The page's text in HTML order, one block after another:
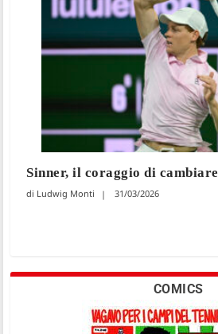
Sinner, il coraggio di cambiare
Ludwig Monti 31/03/2026
COMICS